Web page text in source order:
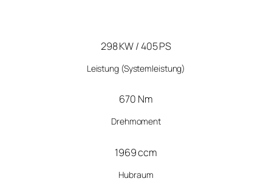
298 KW / 405 PS
Leistung(Systemleistung)
670 Nm
Drehmoment
1969 ccm
Hubraum